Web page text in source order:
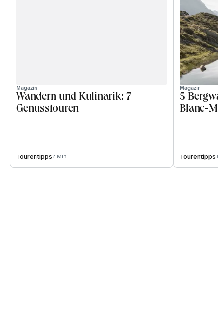
Magazin
Wandern und Kulinarik: 7
Genusstouren
Tourentipps2 Min.
Magazin
5
Blanc-
Tourentipps